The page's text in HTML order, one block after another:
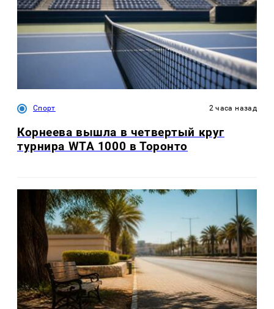
Спорт 2 часа назад
Корнеева вышла в четвертый круг
турнира WTA 1000 в Торонто